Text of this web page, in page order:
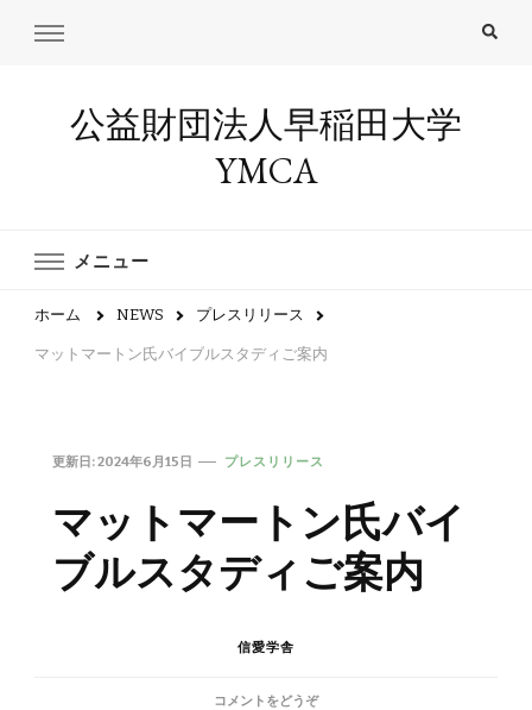
公益財団法人早稲田大学
YMCA
メニュー
ホーム NEWS プレスリリース
マットマートン氏バイブルスタディご案内
更新日:2024年6月15日 プレスリリース
マットマートン氏バイ
ブルスタディご案内
信愛学舎
コメントをどうぞ(マ